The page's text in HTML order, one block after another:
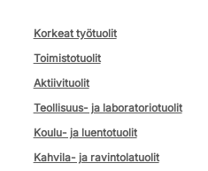
Korkeat työtuolit
Toimistotuolit
Aktiivituolit
Teollisuus- ja laboratoriotuolit
Koulu- ja luentotuolit
Kahvila- ja ravintolatuolit